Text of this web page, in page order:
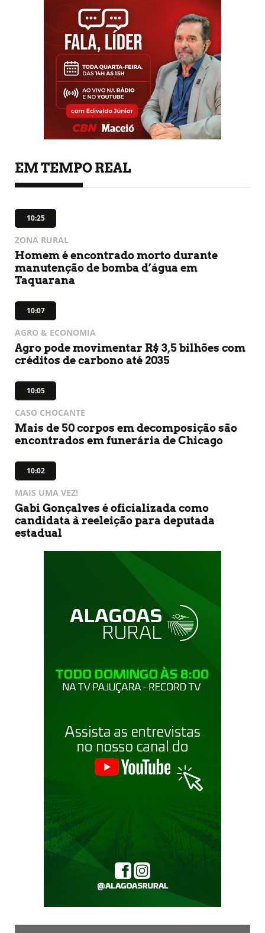
EM TEMPO REAL
10:25
ZONA RURAL
Homem é encontrado morto durante
manutenção de bomba d’água em
Taquarana
10:07
AGRO & ECONOMIA
Agro pode movimentar R$ 3,5 bilhões com
créditos de carbono até 2035
10:05
CASO CHOCANTE
Mais de 50 corpos em decomposição são
encontrados em funerária de Chicago
10:02
MAIS UMA VEZ!
Gabi Gonçalves é oficializada como
candidata à reeleição para deputada
estadual